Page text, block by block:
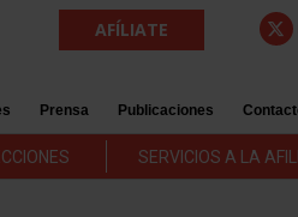
AFÍLIATE
Prensa Publicaciones
SERVICIOS A LA